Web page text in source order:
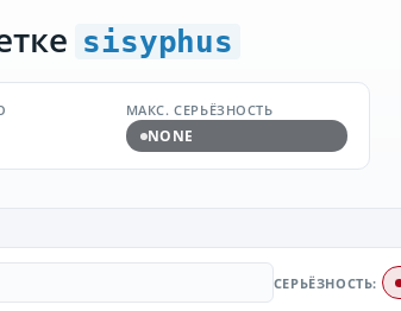
sisyphus
МАКС. СЕРЬЁЗНОСТЬ
NONE
СЕРЬЁЗНОСТЬ: